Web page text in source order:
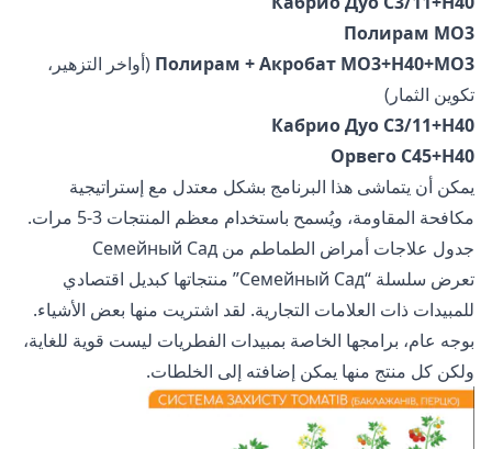
Полирам МО3
Полирам + Акробат МО3+Н40+МО3 (أواخر التزهير،
تكوين الثمار)
Кабрио Дуо С3/11+Н40
Орвего С45+Н40
يمكن أن يتماشى هذا البرنامج بشكل معتدل مع إستراتيجية
مكافحة المقاومة، ويُسمح باستخدام معظم المنتجات 3-5 مرات.
جدول علاجات أمراض الطماطم من Семейный Сад
تعرض سلسلة “Семейный Сад” منتجاتها كبديل اقتصادي
للمبيدات ذات العلامات التجارية. لقد اشتريت منها بعض الأشياء.
بوجه عام، برامجها الخاصة بمبيدات الفطريات ليست قوية للغاية،
ولكن كل منتج منها يمكن إضافته إلى الخلطات.